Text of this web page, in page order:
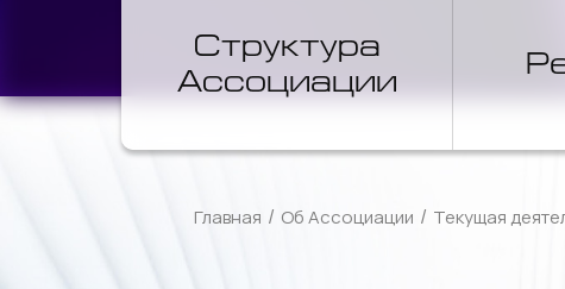
Структура
Ассоциации
Главная / Об Ассоциации / Текущая